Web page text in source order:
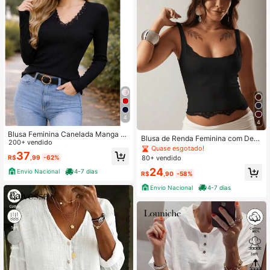
4
Blusa Feminina Canelada Manga L
onga Gola V Casual Moda
200+ vendido
R$37 ,99 -62%
Envio Nacional
4-7 dias
4
Blusa de Renda Feminina com Deta
lhes em Renda para Estilo Elegante
e Confortável
Quase esgotado!
80+ vendido
R$24 ,90 -58%
Envio Nacional
4-7 dias